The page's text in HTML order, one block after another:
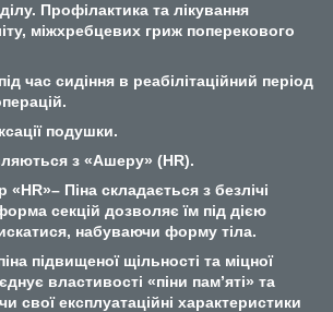
Профілактика та лікування
міжхребцевих гриж поперекового
час сидіння в реабілітаційний період
подушки.
з «Ашеру» (HR).
Піна складається з безлічі
секцій дозволяє їм під дією
набуваючи форму тіла.
підвищеної щільності та міцної
властивості «піни пам’яті» та
свої експлуатаційні характеристики